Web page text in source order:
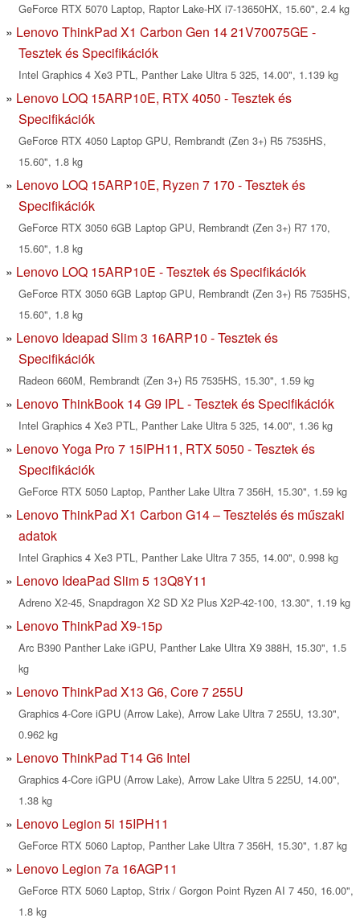
GeForce RTX 5070 Laptop, Raptor Lake-HX i7-13650HX, 15.60", 2.4 kg
Lenovo ThinkPad X1 Carbon Gen 14 21V70075GE -
Tesztek és Specifikációk
Intel Graphics 4 Xe3 PTL, Panther Lake Ultra 5 325, 14.00", 1.139 kg
Lenovo LOQ 15ARP10E, RTX 4050 - Tesztek és
Specifikációk
GeForce RTX 4050 Laptop GPU, Rembrandt (Zen 3+) R5 7535HS,
15.60", 1.8 kg
Lenovo LOQ 15ARP10E, Ryzen 7 170 - Tesztek és
Specifikációk
GeForce RTX 3050 6GB Laptop GPU, Rembrandt (Zen 3+) R7 170,
15.60", 1.8 kg
Lenovo LOQ 15ARP10E - Tesztek és Specifikációk
GeForce RTX 3050 6GB Laptop GPU, Rembrandt (Zen 3+) R5 7535HS,
15.60", 1.8 kg
Lenovo Ideapad Slim 3 16ARP10 - Tesztek és
Specifikációk
Radeon 660M, Rembrandt (Zen 3+) R5 7535HS, 15.30", 1.59 kg
Lenovo ThinkBook 14 G9 IPL - Tesztek és Specifikációk
Intel Graphics 4 Xe3 PTL, Panther Lake Ultra 5 325, 14.00", 1.36 kg
Lenovo Yoga Pro 7 15IPH11, RTX 5050 - Tesztek és
Specifikációk
GeForce RTX 5050 Laptop, Panther Lake Ultra 7 356H, 15.30", 1.59 kg
Lenovo ThinkPad X1 Carbon G14 – Tesztelés és műszaki
adatok
Intel Graphics 4 Xe3 PTL, Panther Lake Ultra 7 355, 14.00", 0.998 kg
Lenovo IdeaPad Slim 5 13Q8Y11
Adreno X2-45, Snapdragon X2 SD X2 Plus X2P-42-100, 13.30", 1.19 kg
Lenovo ThinkPad X9-15p
Arc B390 Panther Lake iGPU, Panther Lake Ultra X9 388H, 15.30", 1.5
kg
Lenovo ThinkPad X13 G6, Core 7 255U
Graphics 4-Core iGPU (Arrow Lake), Arrow Lake Ultra 7 255U, 13.30",
0.962 kg
Lenovo ThinkPad T14 G6 Intel
Graphics 4-Core iGPU (Arrow Lake), Arrow Lake Ultra 5 225U, 14.00",
1.38 kg
Lenovo Legion 5i 15IPH11
GeForce RTX 5060 Laptop, Panther Lake Ultra 7 356H, 15.30", 1.87 kg
Lenovo Legion 7a 16AGP11
GeForce RTX 5060 Laptop, Strix / Gorgon Point Ryzen AI 7 450, 16.00",
1.8 kg